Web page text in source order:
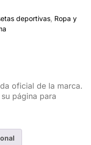
deportivas Ropa y
oficial de la marca.
página para